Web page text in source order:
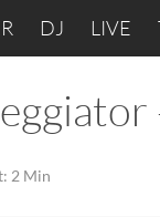
DJ LIVE
2 Min